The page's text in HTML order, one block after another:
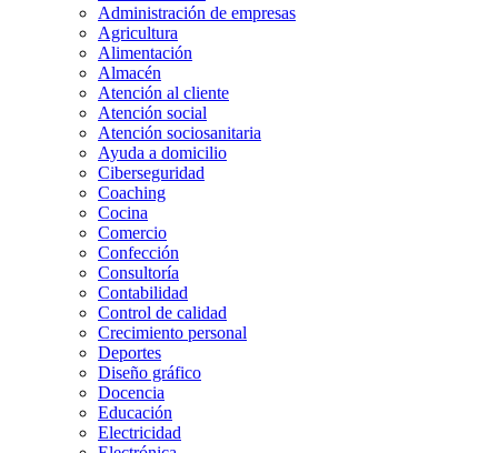
Administración de empresas
Agricultura
Alimentación
Almacén
Atención al cliente
Atención social
Atención sociosanitaria
Ayuda a domicilio
Ciberseguridad
Coaching
Cocina
Comercio
Confección
Consultoría
Contabilidad
Control de calidad
Crecimiento personal
Deportes
Diseño gráfico
Docencia
Educación
Electricidad